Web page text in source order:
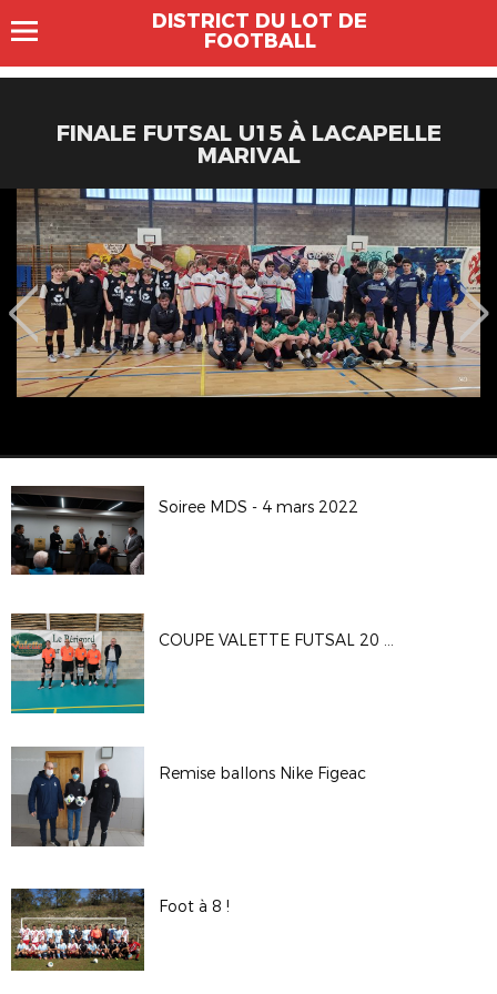
DISTRICT DU LOT DE
FOOTBALL
FINALE FUTSAL U15 À LACAPELLE
MARIVAL
Soiree MDS - 4 mars 2022
COUPE VALETTE FUTSAL 20 MARS 2022
Remise ballons Nike Figeac
Foot à 8 !